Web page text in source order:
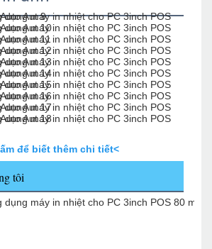
để biết thêm chi tiết<
tôi